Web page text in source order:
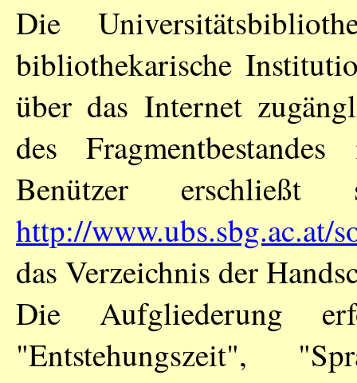
Die
bibliothekarische
über das Internet
des
Benützer
http://www.ubs.sbg.ac.at/
das Verzeichnis der
Die Aufgliederung
"Entstehungszeit",